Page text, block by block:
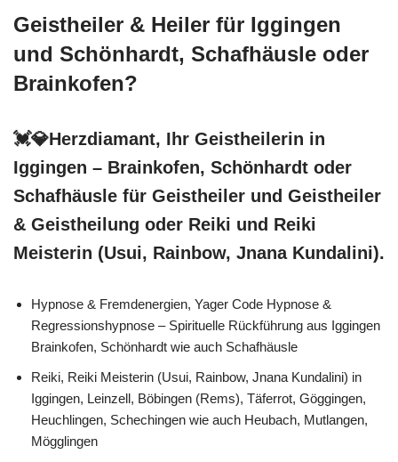
Geistheiler & Heiler für Iggingen
und Schönhardt, Schafhäusle oder
Brainkofen?
💓️💎Herzdiamant, Ihr Geistheilerin in
Iggingen – Brainkofen, Schönhardt oder
Schafhäusle für Geistheiler und Geistheiler
& Geistheilung oder Reiki und Reiki
Meisterin (Usui, Rainbow, Jnana Kundalini).
Hypnose & Fremdenergien, Yager Code Hypnose &
Regressionshypnose – Spirituelle Rückführung aus Iggingen
Brainkofen, Schönhardt wie auch Schafhäusle
Reiki, Reiki Meisterin (Usui, Rainbow, Jnana Kundalini) in
Iggingen, Leinzell, Böbingen (Rems), Täferrot, Göggingen,
Heuchlingen, Schechingen wie auch Heubach, Mutlangen,
Mögglingen